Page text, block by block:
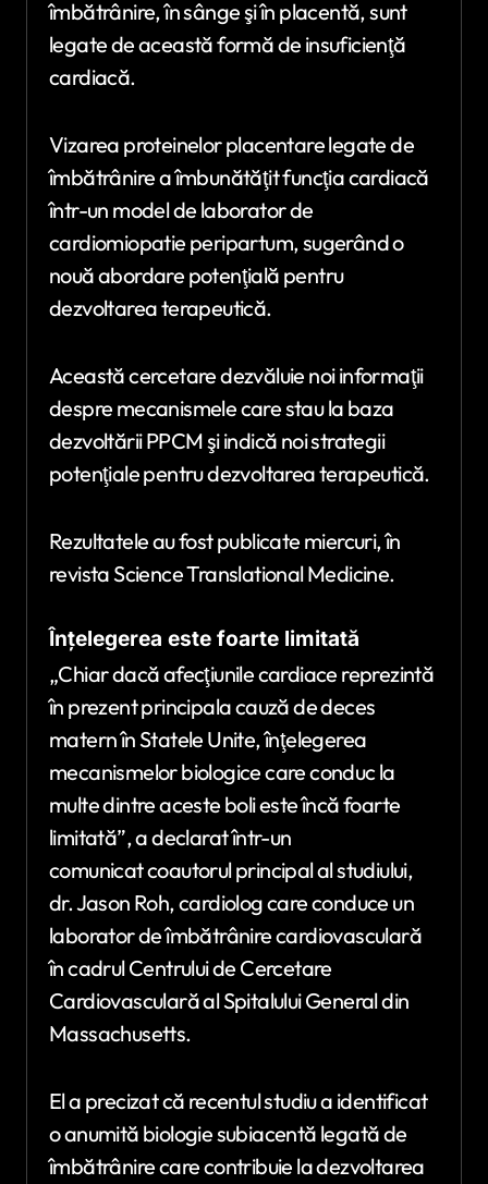
îmbătrânire, în sânge şi în placentă, sunt
legate de această formă de insuficienţă
cardiacă.
Vizarea proteinelor placentare legate de
îmbătrânire a îmbunătăţit funcţia cardiacă
într-un model de laborator de
cardiomiopatie peripartum, sugerând o
nouă abordare potenţială pentru
dezvoltarea terapeutică.
Această cercetare dezvăluie noi informaţii
despre mecanismele care stau la baza
dezvoltării PPCM şi indică noi strategii
potenţiale pentru dezvoltarea terapeutică.
Rezultatele au fost publicate miercuri, în
revista Science Translational Medicine.
Înțelegerea este foarte limitată
„Chiar dacă afecţiunile cardiace reprezintă
în prezent principala cauză de deces
matern în Statele Unite, înţelegerea
mecanismelor biologice care conduc la
multe dintre aceste boli este încă foarte
limitată”, a declarat într-un
comunicat coautorul principal al studiului,
dr. Jason Roh, cardiolog care conduce un
laborator de îmbătrânire cardiovasculară
în cadrul Centrului de Cercetare
Cardiovasculară al Spitalului General din
Massachusetts.
El a precizat că recentul studiu a identificat
o anumită biologie subiacentă legată de
îmbătrânire care contribuie la dezvoltarea